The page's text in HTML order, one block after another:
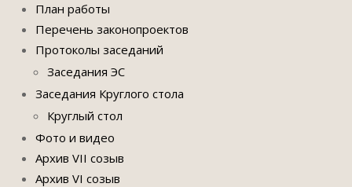
План работы
Перечень законопроектов
Протоколы заседаний
Заседания ЭС
Заседания Круглого стола
Круглый стол
Фото и видео
Архив VII созыв
Архив VI созыв